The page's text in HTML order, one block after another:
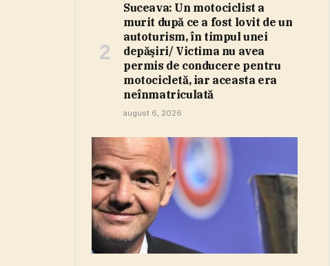
Suceava: Un motociclist a
murit după ce a fost lovit de un
autoturism, în timpul unei
depăşiri/ Victima nu avea
permis de conducere pentru
motocicletă, iar aceasta era
neînmatriculată
august 6, 2026